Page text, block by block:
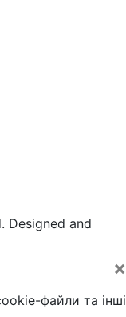
Designed and
×
файли та інші